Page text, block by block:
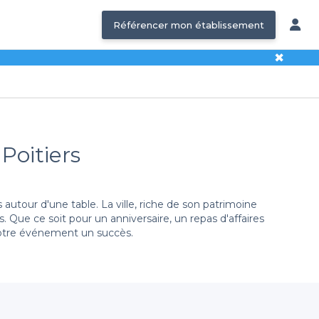
Référencer mon établissement
✖
d'une table. La ville, riche de son patrimoine
ce soit pour un anniversaire, un repas d'affaires
événement un succès.
propose une large sélection de restaurants
des établissements proposant des menus